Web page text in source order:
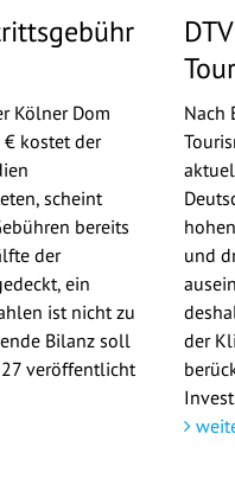
Kölner Dom
kostet der
scheint
bereits
der
ein
ist nicht zu
Bilanz soll
veröffentlicht
Nach
und
der